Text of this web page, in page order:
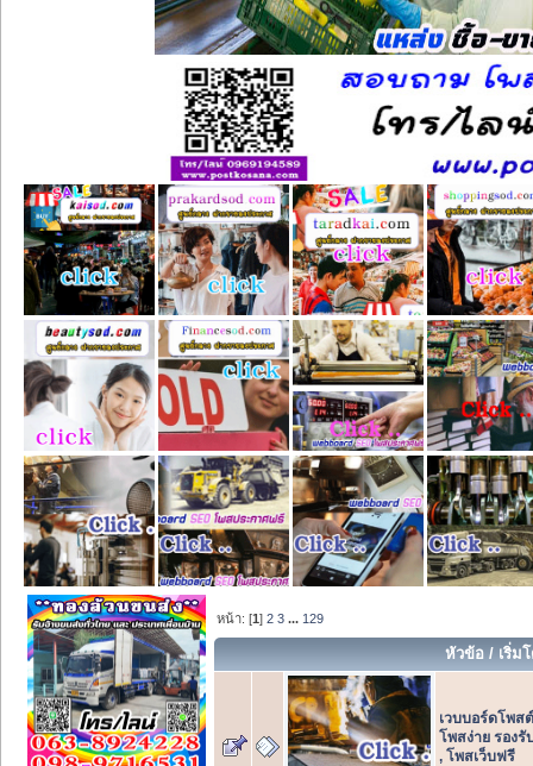
หน้า: [1]2 3 ... 129
หัวข้อ / เริ่ม
เวบบอร์ดโพส
โพสง่าย รองรั
, โพสเว็บฟรี